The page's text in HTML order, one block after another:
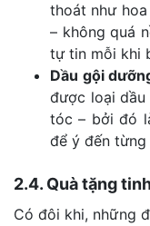
thoát như
– không quá
tự tin mỗi khi
Dầu gội
được loại
tóc – bởi đó
để ý đến
2.4. Quà tặng
Có đôi khi, những